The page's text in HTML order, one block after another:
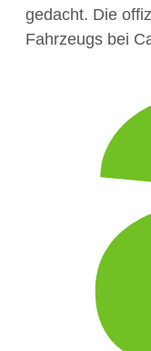
gedacht. Die
Fahrzeugs bei